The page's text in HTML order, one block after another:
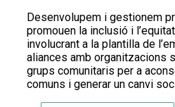
Desenvolupem i gestionem
promouen la inclusió i
involucrant a la plantilla de
aliances amb organitzacions
grups comunitaris per a
comuns i generar un canvi